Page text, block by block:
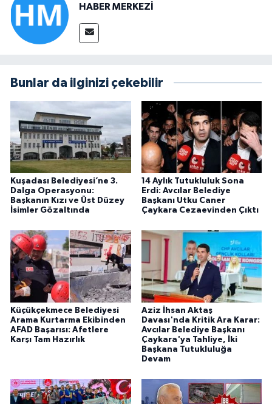
HABER MERKEZİ
Bunlar da ilginizi çekebilir
Kuşadası Belediyesi’ne 3.
Dalga Operasyonu:
Başkanın Kızı ve Üst Düzey
İsimler Gözaltında
14 Aylık Tutukluluk Sona
Erdi: Avcılar Belediye
Başkanı Utku Caner
Çaykara Cezaevinden Çıktı
Küçükçekmece Belediyesi
Arama Kurtarma Ekibinden
AFAD Başarısı: Afetlere
Karşı Tam Hazırlık
Aziz İhsan Aktaş
Davası'nda Kritik Ara Karar:
Avcılar Belediye Başkanı
Çaykara'ya Tahliye, İki
Başkana Tutukluluğa
Devam